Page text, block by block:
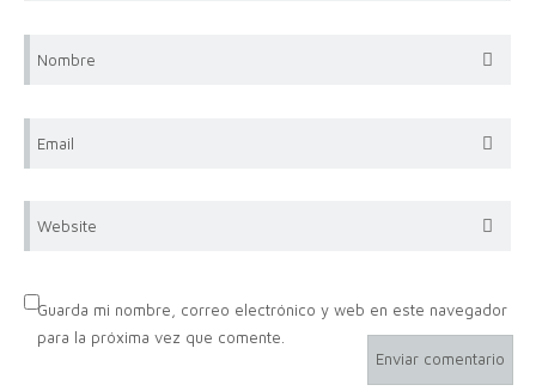
Nombre
Email
Website
Guarda mi nombre, correo electrónico y web en este navegador
para la próxima vez que comente.